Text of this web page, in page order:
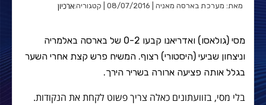
מאת: מערכת בארסה מאניה | 08/07/2016 | קטגוריה: ארכיון
מסי (גולאסו) ואדריאנו קבעו 0-2 של בארסה באלמריה
וניצחון שביעי (היסטורי) רצוף. המשיח פרש קצת אחרי השער
בגלל אותה פציעה ארורה בשריר הירך.
בלי מסי, בזוועתונים כאלה צריך פשוט לקחת את הנקודות.